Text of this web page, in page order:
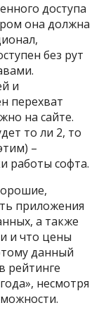
доступа
она должна
без рут
и
перехват
на сайте.
то ли 2, то
–
работы софта.
приложения
а также
и что цены
данный
рейтинге
несмотря